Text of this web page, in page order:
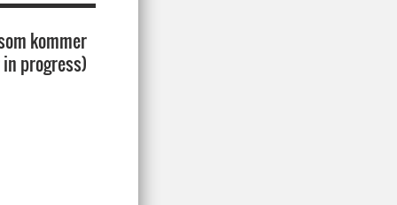
kommer
progress)